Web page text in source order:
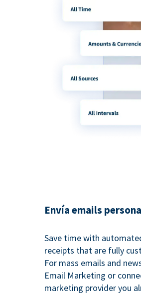
Envía emails
Save time with
receipts that are fully
For mass emails and
Email Marketing or
marketing provider you